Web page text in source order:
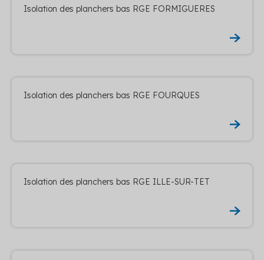
Isolation des planchers bas RGE FORMIGUERES
Isolation des planchers bas RGE FOURQUES
Isolation des planchers bas RGE ILLE-SUR-TET